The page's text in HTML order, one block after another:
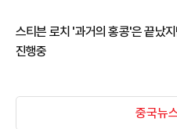
스티븐 로치 '과거의 홍콩'은 끝났
진행중
중국뉴